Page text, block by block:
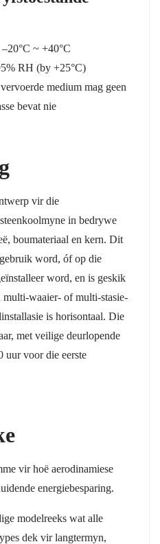
~ +40°C
RH (by +25°C)
medium mag geen
bevat nie
vir die
in bedrywe
boumateriaal en kern. Dit
word, óf op die
word, en is geskik
waaier- of multi-stasie-
is horisontaal. Die
met veilige deurlopende
uur voor die eerste
vir hoë aerodinamiese
energiebesparing.
modelreeks wat alle
dek vir langtermyn,